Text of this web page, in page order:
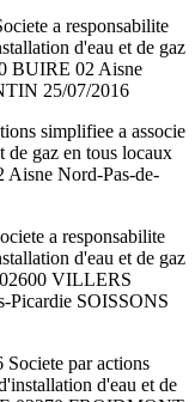
a responsabilite
d'eau et de gaz
BUIRE 02 Aisne
25/07/2016
simplifiee a associe
gaz en tous locaux
Nord-Pas-de-
a responsabilite
d'eau et de gaz
VILLERS
Picardie SOISSONS
par actions
d'eau et de